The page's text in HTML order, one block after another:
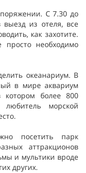
С 7.30 до
из отеля, все
как захотите.
просто необходимо
океанариум. В
в мире аквариум
более 800
морской
посетить парк
аттракционов
и мультики вроде
других.